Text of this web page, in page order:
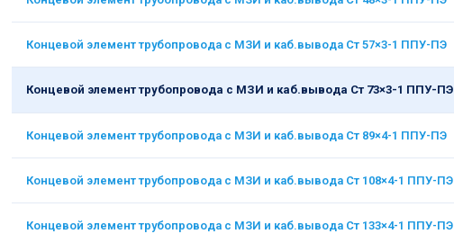
Концевой элемент трубопровода с МЗИ и каб.вывода Ст 57×3-1 ППУ-ПЭ
Концевой элемент трубопровода с МЗИ и каб.вывода Ст 73×3-1 ППУ-ПЭ
Концевой элемент трубопровода с МЗИ и каб.вывода Ст 89×4-1 ППУ-ПЭ
Концевой элемент трубопровода с МЗИ и каб.вывода Ст 108×4-1 ППУ-ПЭ
Концевой элемент трубопровода с МЗИ и каб.вывода Ст 133×4-1 ППУ-ПЭ